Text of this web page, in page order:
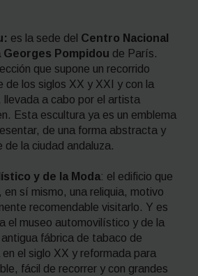
es la sede del Centro Nacional
Pompidou de París.
que supone un recorrido
de los siglos XX y XXI y con la
llevada a cabo por el artista
Esta escultura ya es un emblema
de una forma abstracta y
la ciudad andaluza.
y de la Moda: el edificio que
en sí mismo, una reliquia, motivo
recomendable visitarlo. Y es
el museo automovilístico y de la
fábrica de tabaco de
el siglo XX y reformada para
fácil de recorrer y con grandes